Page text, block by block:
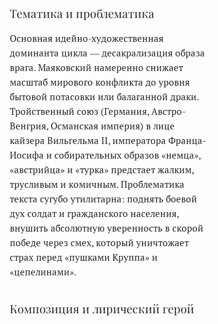
Тематика и проблематика
Основная идейно-художественная
доминанта цикла — десакрализация образа
врага. Маяковский намеренно снижает
масштаб мирового конфликта до уровня
бытовой потасовки или балаганной драки.
Тройственный союз (Германия, Австро-
Венгрия, Османская империя) в лице
кайзера Вильгельма II, императора Франца-
Иосифа и собирательных образов «немца»,
«австрийца» и «турка» предстает жалким,
трусливым и комичным. Проблематика
текста сугубо утилитарна: поднять боевой
дух солдат и гражданского населения,
внушить абсолютную уверенность в скорой
победе через смех, который уничтожает
страх перед «пушками Круппа» и
«цепелинами».
Композиция и лирический герой